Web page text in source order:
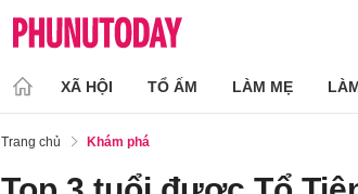
XÃ HỘI TỔ ẤM LÀM MẸ
Trang chủ Khám phá